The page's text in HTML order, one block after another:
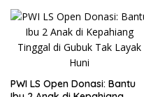
PWI LS Open Donasi: Bantu